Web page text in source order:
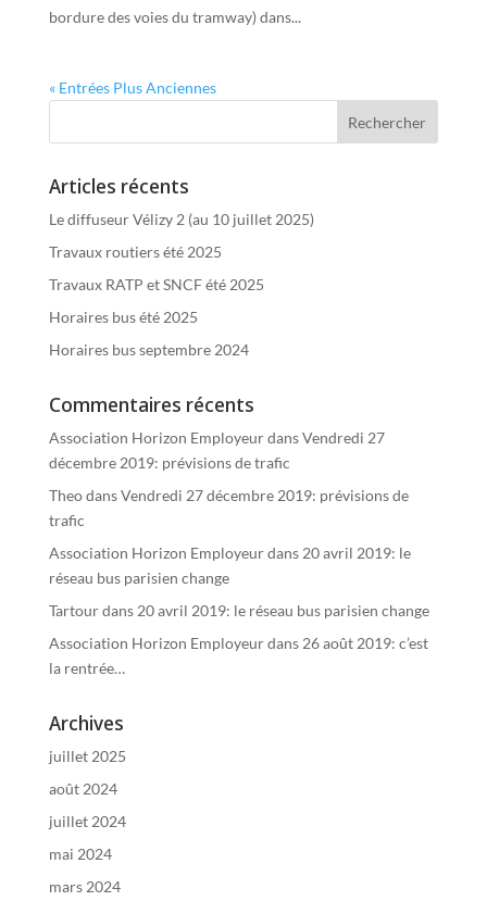
bordure des voies du tramway) dans...
« Entrées Plus Anciennes
Articles récents
Le diffuseur Vélizy 2 (au 10 juillet 2025)
Travaux routiers été 2025
Travaux RATP et SNCF été 2025
Horaires bus été 2025
Horaires bus septembre 2024
Commentaires récents
Association Horizon EmployeurdansVendredi 27
décembre 2019: prévisions de trafic
TheodansVendredi 27 décembre 2019: prévisions de
trafic
Association Horizon Employeurdans 20 avril 2019: le
réseau bus parisien change
Tartourdans 20 avril 2019: le réseau bus parisien change
Association Horizon Employeurdans 26 août 2019: c’est
la rentrée…
Archives
juillet 2025
août 2024
juillet 2024
mai 2024
mars 2024